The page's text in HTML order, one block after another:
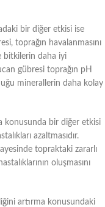
bir diğer etkisi ise
toprağın havalanmasını
bitkilerin daha iyi
gübresi toprağın pH
minerallerin daha kolay
konusunda bir diğer etkisi
azaltmasıdır.
topraktaki zararlı
oluşmasını
artırma konusundaki